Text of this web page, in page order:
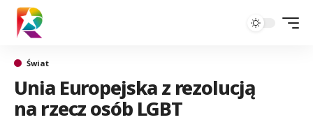
Świat
Unia Europejska z rezolucją
na rzecz osób LGBT